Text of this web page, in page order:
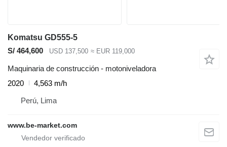
Komatsu GD555-5
S/ 464,600
USD 137,500 ≈ EUR 119,000
Maquinaria de construcción - motoniveladora
2020
4,563 m/h
Perú, Lima
www.be-market.com